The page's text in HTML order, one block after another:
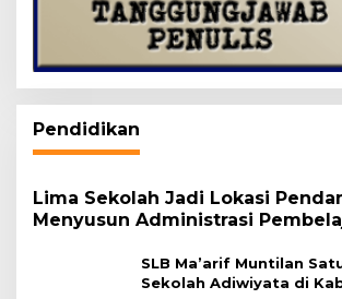
Pendidikan
Lima Sekolah Jadi Lokasi
Menyusun Administrasi
SLB Ma’arif Muntilan
Sekolah Adiwiyata di